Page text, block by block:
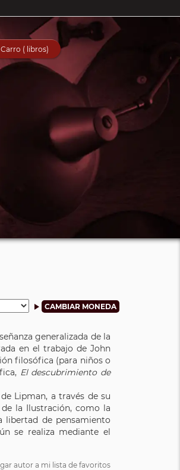
( libros)
generalizada de la
en el trabajo de John
filosófica (para niños o
El descubrimiento de
Lipman, a través de su
la Ilustración, como la
libertad de pensamiento
se realiza mediante el
autor a mi lista de favoritos